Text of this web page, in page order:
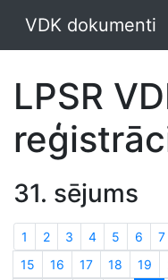
VDK dokumenti
LPSR
31. sējums
1 2 3 4 5 6 7
15
16 17 18 19